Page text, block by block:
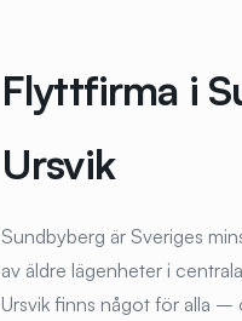
Flyttfirma i
Ursvik
Sundbyberg är Sveriges
av äldre lägenheter i
Ursvik finns något för alla –